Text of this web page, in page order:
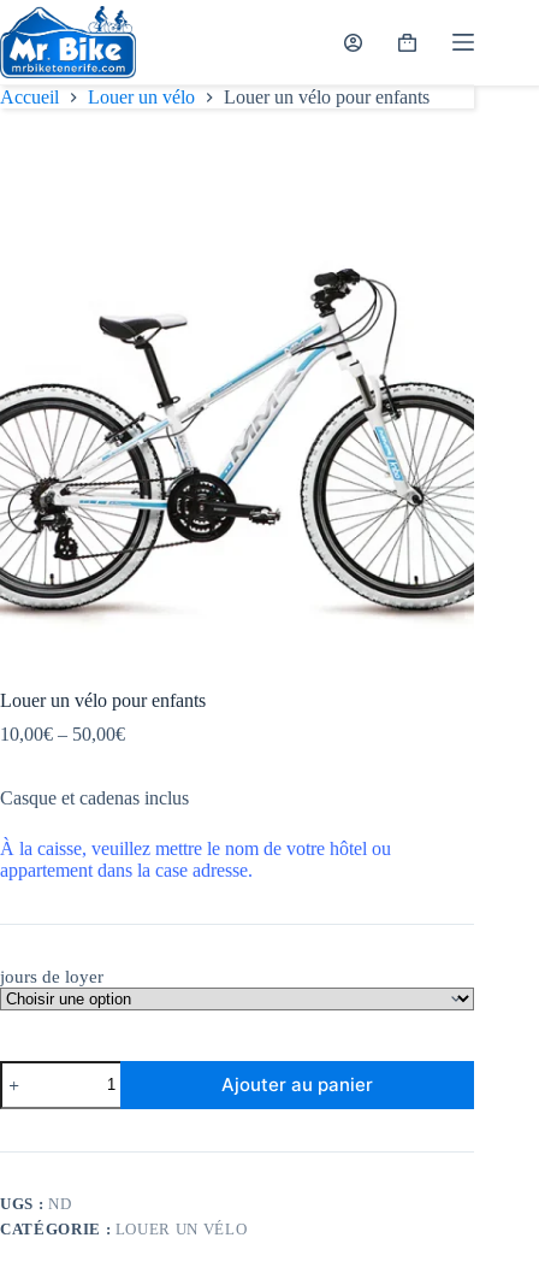
Passer
au
contenu
Panier
Accueil
Louer un vélo Louer un vélo pour enfants
Louer un vélo pour enfants
10,00€ – 50,00€Plage
:
à
50,00€
Casque et cadenas inclus
À la caisse, veuillez mettre le nom de votre hôtel ou
appartement dans la case adresse.
jours de loyer
quantité
de
Louer
vélo
Ajouter au panier
UGS : ND
CATÉGORIE : LOUER UN VÉLO